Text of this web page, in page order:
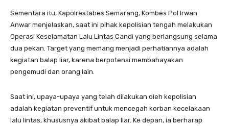
Sementara itu, Kapolrestabes Semarang, Kombes Pol Irwan
Anwar menjelaskan, saat ini pihak kepolisian tengah melakukan
Operasi Keselamatan Lalu Lintas Candi yang berlangsung selama
dua pekan. Target yang memang menjadi perhatiannya adalah
kegiatan balap liar, karena berpotensi membahayakan
pengemudi dan orang lain.
Saat ini, upaya-upaya yang telah dilakukan oleh kepolisian
adalah kegiatan preventif untuk mencegah korban kecelakaan
lalu lintas, khususnya akibat balap liar. Ke depan, ia berharap